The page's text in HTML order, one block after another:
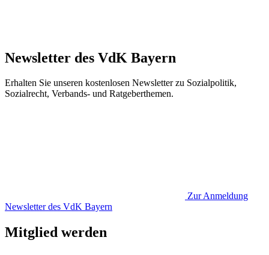
Newsletter des VdK Bayern
Erhalten Sie unseren kostenlosen Newsletter zu Sozialpolitik,
Sozialrecht, Verbands- und Ratgeberthemen.
Zur Anmeldung
Newsletter des VdK Bayern
Mitglied werden